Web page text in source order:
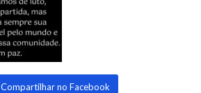
Compartilhar no Facebook